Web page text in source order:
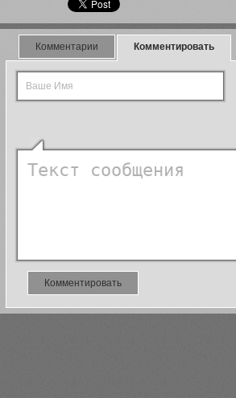
Комментарии Комментировать
Комментировать